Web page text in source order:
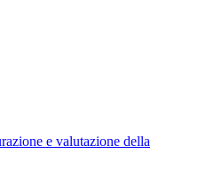
e valutazione della